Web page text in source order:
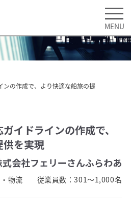
ンの作成で、より快適な船旅の提
イドラインの作成で、
供を実現
式会社フェリーさんふらわあ
物流 従業員数：301～1,000名